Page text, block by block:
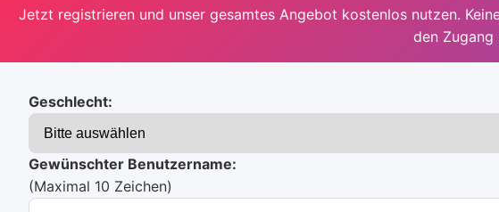
Jetzt registrieren und unser gesamtes Angebot kostenlos nutzen.
den Zugang
Geschlecht:
Gewünschter Benutzername:
(Maximal 10 Zeichen)